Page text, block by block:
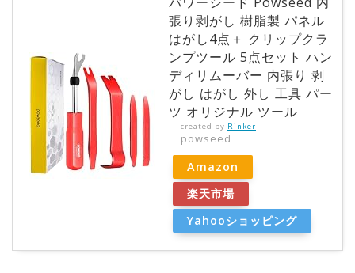
張り剥がし 樹脂製 パネル
はがし4点＋ クリップクラ
ンプツール 5点セット ハン
ディリムーバー 内張り 剥
がし はがし 外し 工具 パー
ツ オリジナル ツール
created by Rinker
powseed
Amazon
楽天市場
Yahooショッピング